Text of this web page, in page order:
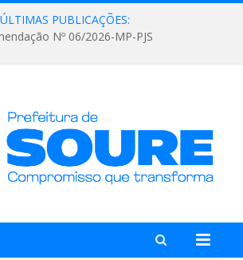
ÚLTIMAS PUBLICAÇÕES:
Nº 06/2026-MP-PJS